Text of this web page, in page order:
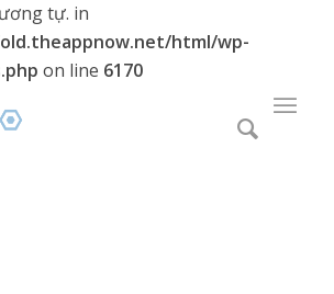
tự. in
html/wp-
on line 6170